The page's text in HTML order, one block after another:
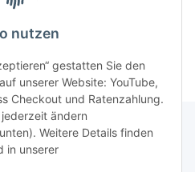
nutzen
gestatten Sie den
unserer Website: YouTube,
Checkout und Ratenzahlung.
ändern
Weitere Details finden
in unserer